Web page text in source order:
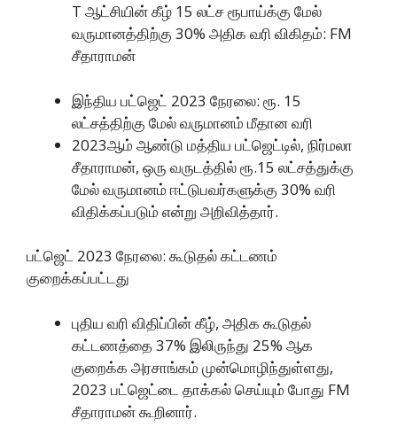
T ஆட்சியின் கீழ் 15 லட்ச ரூபாய்க்கு மேல்
வருமானத்திற்கு 30% அதிக வரி விகிதம்: FM
சீதாராமன்
இந்திய பட்ஜெட் 2023 நேரலை: ரூ. 15
லட்சத்திற்கு மேல் வருமானம் மீதான வரி
2023ஆம் ஆண்டு மத்திய பட்ஜெட்டில், நிர்மலா
சீதாராமன், ஒரு வருடத்தில் ரூ.15 லட்சத்துக்கு
மேல் வருமானம் ஈட்டுபவர்களுக்கு 30% வரி
விதிக்கப்படும் என்று அறிவித்தார்.
பட்ஜெட் 2023 நேரலை: கூடுதல் கட்டணம்
குறைக்கப்பட்டது
புதிய வரி விதிப்பின் கீழ், அதிக கூடுதல்
கட்டணத்தை 37% இலிருந்து 25% ஆக
குறைக்க அரசாங்கம் முன்மொழிந்துள்ளது,
2023 பட்ஜெட்டை தாக்கல் செய்யும் போது FM
சீதாராமன் கூறினார்.